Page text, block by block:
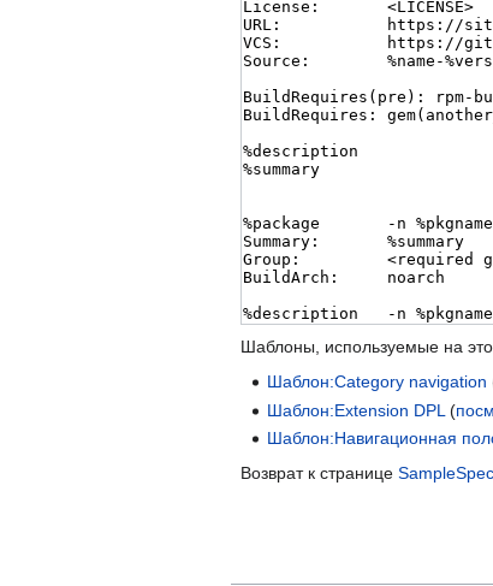
Шаблоны, используемые на
Шаблон:Category navigation
Шаблон:Extension DPL (
Шаблон:Навигационная
Возврат к странице